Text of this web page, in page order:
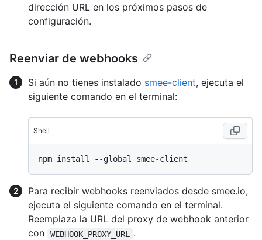
dirección URL en los próximos pasos de
configuración.
Reenviar de webhooks
Si aún no tienes instalado smee-client, ejecuta el
siguiente comando en el terminal:
Shell
Para recibir webhooks reenviados desde smee.io,
ejecuta el siguiente comando en el terminal.
Reemplaza la URL del proxy de webhook anterior
con
WEBHOOK_PROXY_URL .